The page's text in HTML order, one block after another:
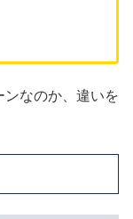
ンなのか、違いを